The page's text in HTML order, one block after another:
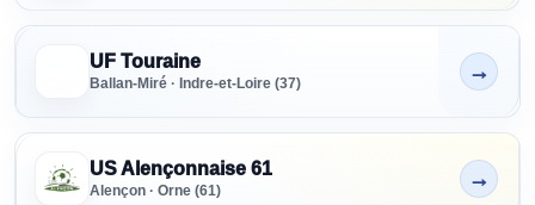
UF Touraine
Ballan-Miré · Indre-et-Loire (37)
Non indiqué
→
US Alençonnaise 61
Alençon · Orne (61)
Non indiqué
→